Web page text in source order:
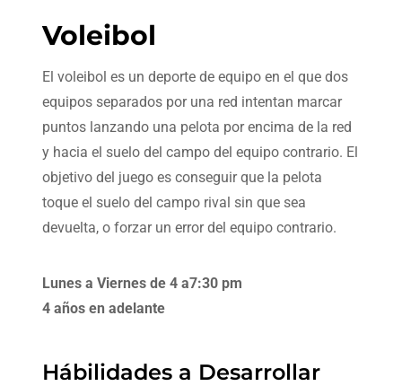
Voleibol
El voleibol es un deporte de equipo en el que dos
equipos separados por una red intentan marcar
puntos lanzando una pelota por encima de la red
y hacia el suelo del campo del equipo contrario. El
objetivo del juego es conseguir que la pelota
toque el suelo del campo rival sin que sea
devuelta, o forzar un error del equipo contrario.
Lunes a Viernes de 4 a7:30 pm
4 años en adelante
Hábilidades a Desarrollar